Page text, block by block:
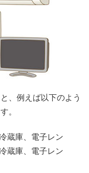
、例えば以下のよう
。
蔵庫、電子レン
蔵庫、電子レン